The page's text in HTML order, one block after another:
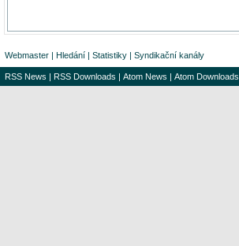
Webmaster | Hledání | Statistiky | Syndikační kanály
RSS News | RSS Downloads | Atom News | Atom Downloads